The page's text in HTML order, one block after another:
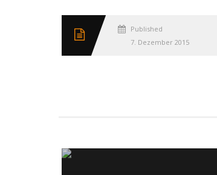
Published
7. Dezember 2015